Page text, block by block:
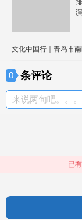
文化中国行｜青岛市
0 条评论
来说两句吧。。。
已有